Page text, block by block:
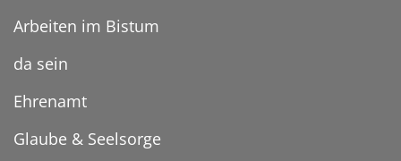
Arbeiten im Bistum
da sein
Ehrenamt
Glaube & Seelsorge